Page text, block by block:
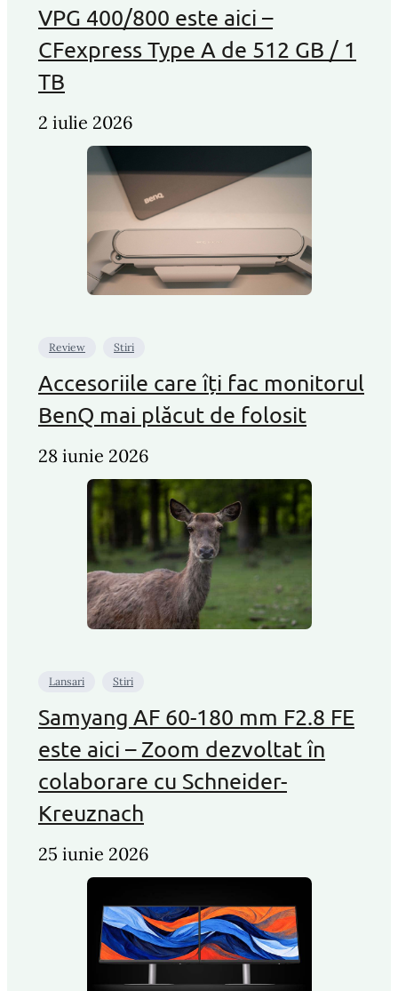
VPG 400/800 este aici –
CFexpress Type A de 512 GB / 1
TB
2 iulie 2026
Review Stiri
Accesoriile care îți fac monitorul
BenQ mai plăcut de folosit
28 iunie 2026
Lansari Stiri
Samyang AF 60-180 mm F2.8 FE
este aici – Zoom dezvoltat în
colaborare cu Schneider-
Kreuznach
25 iunie 2026